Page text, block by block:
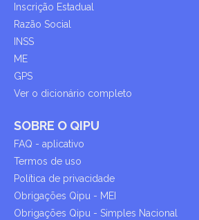
Inscrição Estadual
Razão Social
INSS
ME
GPS
Ver o dicionário completo
SOBRE O QIPU
FAQ - aplicativo
Termos de uso
Política de privacidade
Obrigações Qipu - MEI
Obrigações Qipu - Simples Nacional